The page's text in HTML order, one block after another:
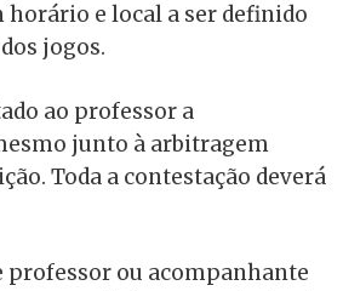
horário e local a ser definido
jogos.
ao professor a
junto à arbitragem
Toda a contestação deverá
professor ou acompanhante